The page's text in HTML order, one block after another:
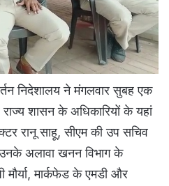
निदेशालय ने मंगलवार सुबह एक
शासन के अधिकारियों के यहां
रानू साहू, सीएम की उप सचिव
उनके अलावा खनन विभाग के
मार्कफेड के एमडी और